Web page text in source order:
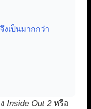
งเป็นมากกว่า
Inside Out 2หรือ